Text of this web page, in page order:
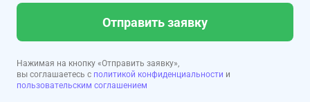
Отправить заявку
Нажимая на кнопку «Отправить заявку»,
вы соглашаетесь с политикой конфиденциальности и
пользовательским соглашением